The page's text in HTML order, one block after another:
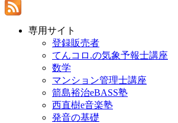
専用サイト
登録販売者
てんコロ.の気象予報士講座
数学
マンション管理士講座
箭島裕治eBASS塾
西直樹e音楽塾
発音の基礎